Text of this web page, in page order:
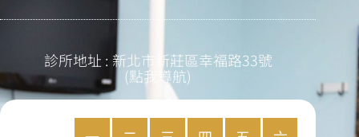
診所地址 : 新北市新莊區幸福路33號
(點我導航)